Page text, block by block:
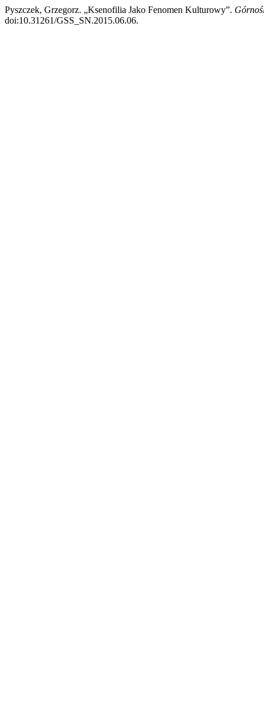
Pyszczek, Grzegorz. „Ksenofilia Jako Fenomen Kulturowy”.
doi:10.31261/GSS_SN.2015.06.06.